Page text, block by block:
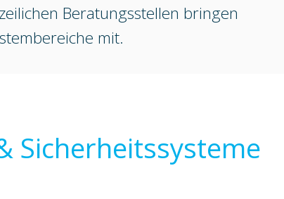
Beratungsstellen bringen
mit.
Sicherheitssysteme